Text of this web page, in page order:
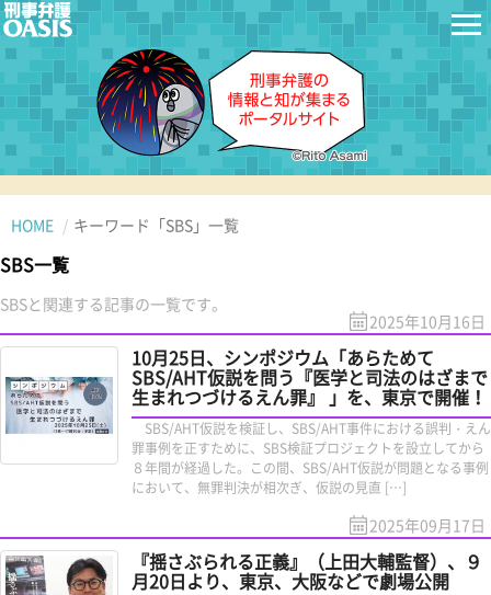
HOME キーワード「SBS」一覧
SBS一覧
SBSと関連する記事の一覧です。
2025年10月16日
10月25日、シンポジウム「あらためて
SBS/AHT仮説を問う『医学と司法のはざまで
生まれつづけるえん罪』 」を、東京で開催！
SBS/AHT仮説を検証し、SBS/AHT事件における誤判・えん
罪事例を正すために、SBS検証プロジェクトを設立してから
８年間が経過した。この間、SBS/AHT仮説が問題となる事例
において、無罪判決が相次ぎ、仮説の見直 […]
2025年09月17日
『揺さぶられる正義』（上田大輔監督）、９
月20日より、東京、大阪などで劇場公開